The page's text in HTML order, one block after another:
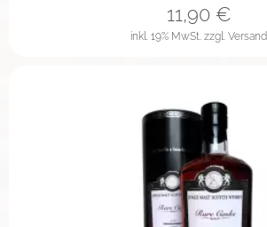
inkl. 19% MwSt. zzgl. Versand
11,90€